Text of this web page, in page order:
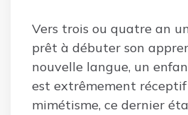
Vers trois ou quatre an
prêt à débuter son
nouvelle langue, un
est extrêmement
mimétisme, ce dernier